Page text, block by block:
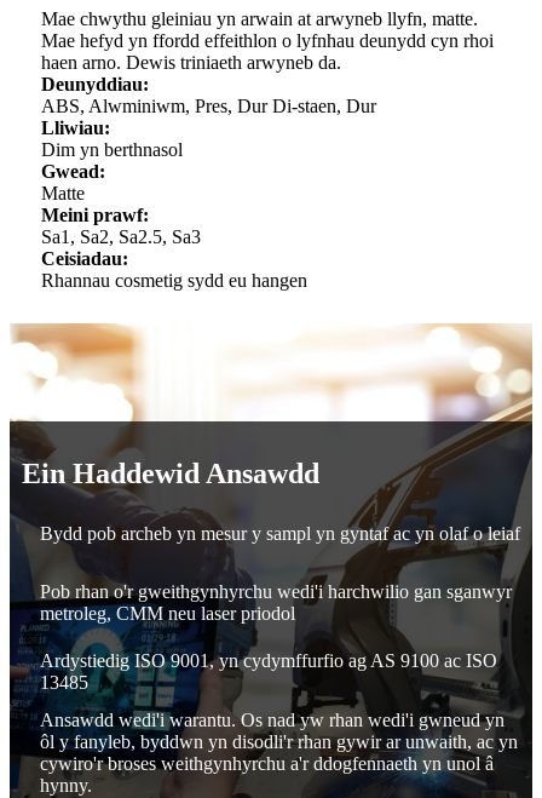
Mae chwythu gleiniau yn arwain at arwyneb llyfn, matte.
Mae hefyd yn ffordd effeithlon o lyfnhau deunydd cyn rhoi
haen arno. Dewis triniaeth arwyneb da.
Deunyddiau:
ABS, Alwminiwm, Pres, Dur Di-staen, Dur
Lliwiau:
Dim yn berthnasol
Gwead:
Matte
Meini prawf:
Sa1, Sa2, Sa2.5, Sa3
Ceisiadau:
Rhannau cosmetig sydd eu hangen
Ein Haddewid Ansawdd
Bydd pob archeb yn mesur y sampl yn gyntaf ac yn olaf o leiaf
Pob rhan o'r gweithgynhyrchu wedi'i harchwilio gan sganwyr
metroleg, CMM neu laser priodol
Ardystiedig ISO 9001, yn cydymffurfio ag AS 9100 ac ISO
13485
Ansawdd wedi'i warantu. Os nad yw rhan wedi'i gwneud yn
ôl y fanyleb, byddwn yn disodli'r rhan gywir ar unwaith, ac yn
cywiro'r broses weithgynhyrchu a'r ddogfennaeth yn unol â
hynny.